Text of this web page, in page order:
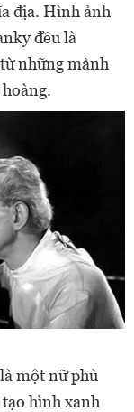
địa. Hình ảnh
đều là
những mảnh
một nữ phù
tạo hình xanh